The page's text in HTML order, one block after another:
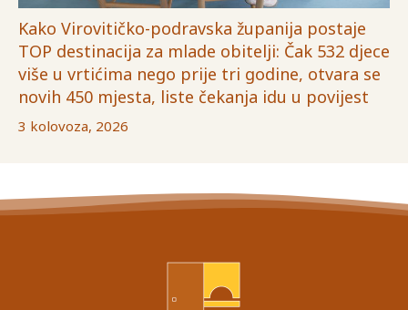
Kako Virovitičko-podravska županija postaje
TOP destinacija za mlade obitelji: Čak 532 djece
više u vrtićima nego prije tri godine, otvara se
novih 450 mjesta, liste čekanja idu u povijest
3 kolovoza, 2026